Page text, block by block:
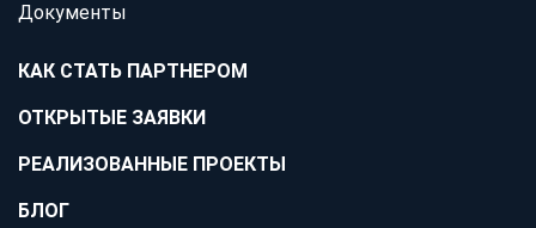
Документы
КАК СТАТЬ ПАРТНЕРОМ
ОТКРЫТЫЕ ЗАЯВКИ
РЕАЛИЗОВАННЫЕ ПРОЕКТЫ
БЛОГ